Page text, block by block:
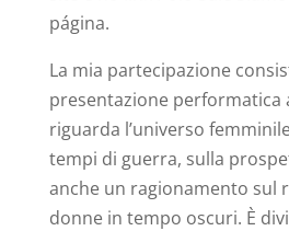
página.
La mia partecipazione
presentazione performatica
riguarda l’universo
tempi di guerra, sulla
anche un ragionamento sul
donne in tempo oscuri. È